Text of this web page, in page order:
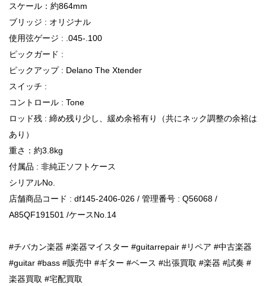
スケール：約864mm
ブリッジ : オリジナル
使用弦ゲージ : .045-.100
ピックガード :
ピックアップ : Delano The Xtender
スイッチ :
コントロール : Tone
ロッド残 : 締め残り少し、緩め余裕有り（共にネック調整の余裕は
あり）
重さ：約3.8kg
付属品 : 非純正ソフトケース
シリアルNo.
店舗商品コード : df145-2406-026 / 管理番号 : Q56068 /
A85QF191501 /ケースNo.14
#チバカン楽器 #楽器マイスター #guitarrepair #リペア #中古楽器
#guitar #bass #販売中 #ギター #ベース #出張買取 #楽器 #試奏 #
楽器買取 #宅配買取